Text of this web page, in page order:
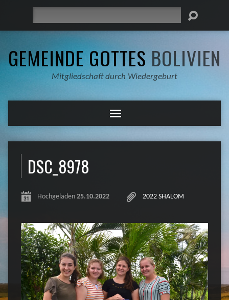
GEMEINDE GOTTES BOLIVIEN
Mitgliedschaft durch Wiedergeburt
DSC_8978
Hochgeladen 25.10.2022 2022 SHALOM